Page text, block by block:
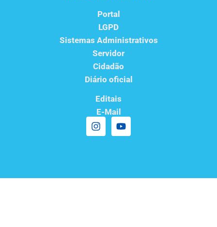
Portal
LGPD
Sistemas Administrativos
Servidor
Cidadão
Diário oficial
Editais
E-Mail